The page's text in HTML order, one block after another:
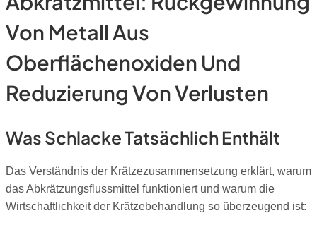
Von Metall Aus
Oberflächenoxiden Und
Reduzierung Von Verlusten
Was Schlacke Tatsächlich Enthält
Das Verständnis der Krätzezusammensetzung erklärt, warum
das Abkrätzungsflussmittel funktioniert und warum die
Wirtschaftlichkeit der Krätzebehandlung so überzeugend ist: